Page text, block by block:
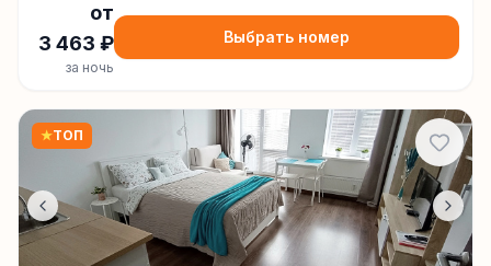
от
3 463 ₽
за ночь
Выбрать номер
★ТОП